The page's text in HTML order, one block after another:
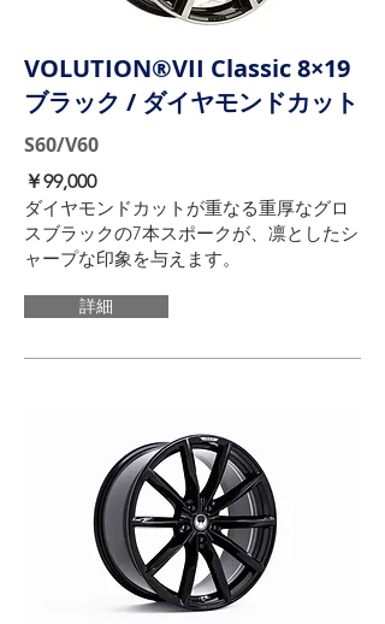
VOLUTION®VII Classic 8×19
ブラック / ダイヤモンドカット
S60/V60
​￥99,000
ダイヤモンドカットが重なる重厚なグロ
スブラックの7本スポークが、凛としたシ
ャープな印象を与えます。​
詳細